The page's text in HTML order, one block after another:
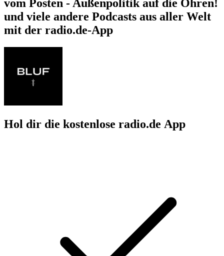
vom Posten - Außenpolitik auf die Ohren!
und viele andere Podcasts aus aller Welt
mit der radio.de-App
Hol dir die kostenlose radio.de App